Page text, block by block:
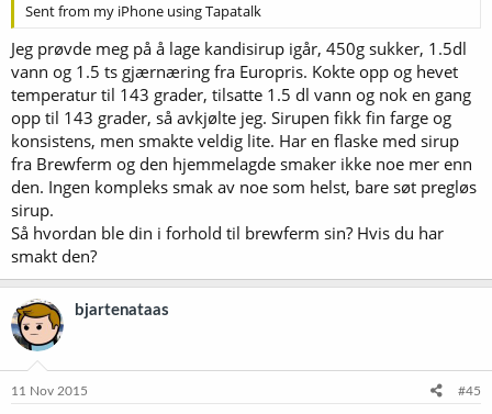
Sent from my iPhone using Tapatalk
Jeg prøvde meg på å lage kandisirup igår, 450g sukker, 1.5dl
vann og 1.5 ts gjærnæring fra Europris. Kokte opp og hevet
temperatur til 143 grader, tilsatte 1.5 dl vann og nok en gang
opp til 143 grader, så avkjølte jeg. Sirupen fikk fin farge og
konsistens, men smakte veldig lite. Har en flaske med sirup
fra Brewferm og den hjemmelagde smaker ikke noe mer enn
den. Ingen kompleks smak av noe som helst, bare søt pregløs
sirup.
Så hvordan ble din i forhold til brewferm sin? Hvis du har
smakt den?
bjartenataas
11 Nov 2015 #45